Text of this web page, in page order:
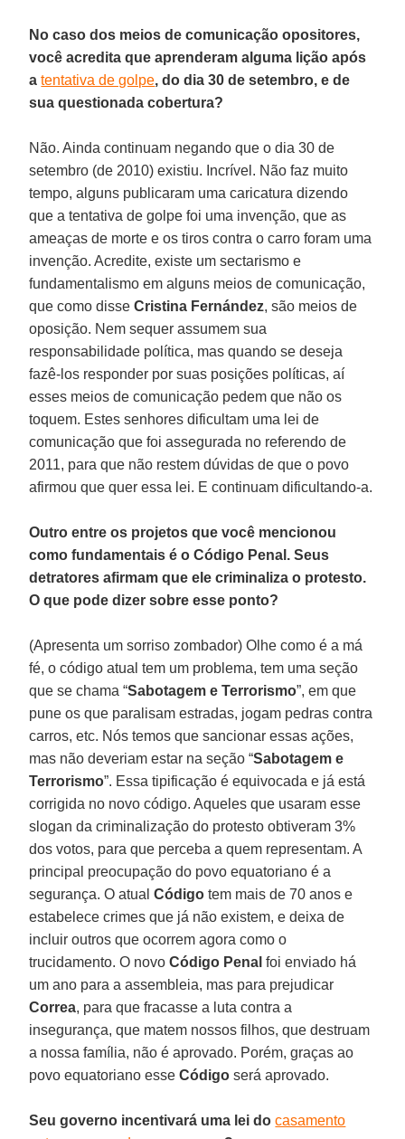
No caso dos meios de comunicação opositores,
você acredita que aprenderam alguma lição após
atentativa de golpe, do dia 30 de setembro, e de
sua questionada cobertura?
Não. Ainda continuam negando que o dia 30 de
setembro (de 2010) existiu. Incrível. Não faz muito
tempo, alguns publicaram uma caricatura dizendo
que a tentativa de golpe foi uma invenção, que as
ameaças de morte e os tiros contra o carro foram uma
invenção. Acredite, existe um sectarismo e
fundamentalismo em alguns meios de comunicação,
que como disseCristina Fernández, são meios de
oposição. Nem sequer assumem sua
responsabilidade política, mas quando se deseja
fazê-los responder por suas posições políticas, aí
esses meios de comunicação pedem que não os
toquem. Estes senhores dificultam uma lei de
comunicação que foi assegurada no referendo de
2011, para que não restem dúvidas de que o povo
afirmou que quer essa lei. E continuam dificultando-a.
Outro entre os projetos que você mencionou
como fundamentais é o Código Penal. Seus
detratores afirmam que ele criminaliza o protesto.
O que pode dizer sobre esse ponto?
(Apresenta um sorriso zombador) Olhe como é a má
fé, o código atual tem um problema, tem uma seção
que se chama “Sabotagem e Terrorismo”, em que
pune os que paralisam estradas, jogam pedras contra
carros, etc. Nós temos que sancionar essas ações,
mas não deveriam estar na seção “Sabotagem e
Terrorismo”. Essa tipificação é equivocada e já está
corrigida no novo código. Aqueles que usaram esse
slogan da criminalização do protesto obtiveram 3%
dos votos, para que perceba a quem representam. A
principal preocupação do povo equatoriano é a
segurança. O atualCódigotem mais de 70 anos e
estabelece crimes que já não existem, e deixa de
incluir outros que ocorrem agora como o
trucidamento. O novoCódigo Penalfoi enviado há
um ano para a assembleia, mas para prejudicar
Correa, para que fracasse a luta contra a
insegurança, que matem nossos filhos, que destruam
a nossa família, não é aprovado. Porém, graças ao
povo equatoriano esseCódigoserá aprovado.
Seu governo incentivará uma lei docasamento